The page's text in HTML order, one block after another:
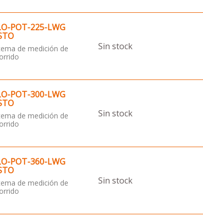
POT-225-LWG
de medición de
Sin stock
POT-300-LWG
de medición de
Sin stock
POT-360-LWG
de medición de
Sin stock